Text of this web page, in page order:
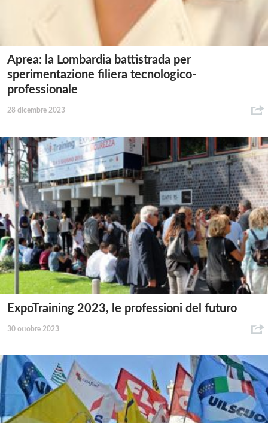
Aprea: la Lombardia battistrada per
sperimentazione filiera tecnologico-
professionale
28 dicembre 2023
ExpoTraining 2023, le professioni del futuro
30 ottobre 2023